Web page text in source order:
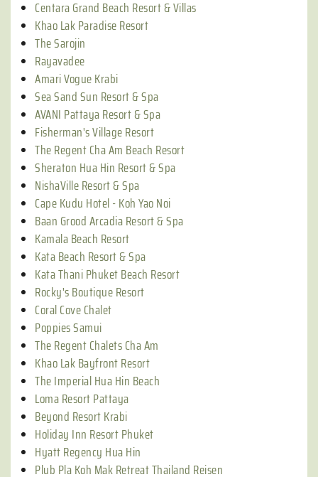
Centara Grand Beach Resort & Villas
Khao Lak Paradise Resort
The Sarojin
Rayavadee
Amari Vogue Krabi
Sea Sand Sun Resort & Spa
AVANI Pattaya Resort & Spa
Fisherman's Village Resort
The Regent Cha Am Beach Resort
Sheraton Hua Hin Resort & Spa
NishaVille Resort & Spa
Cape Kudu Hotel - Koh Yao Noi
Baan Grood Arcadia Resort & Spa
Kamala Beach Resort
Kata Beach Resort & Spa
Kata Thani Phuket Beach Resort
Rocky's Boutique Resort
Coral Cove Chalet
Poppies Samui
The Regent Chalets Cha Am
Khao Lak Bayfront Resort
The Imperial Hua Hin Beach
Loma Resort Pattaya
Beyond Resort Krabi
Holiday Inn Resort Phuket
Hyatt Regency Hua Hin
Plub Pla Koh Mak Retreat Thailand Reisen